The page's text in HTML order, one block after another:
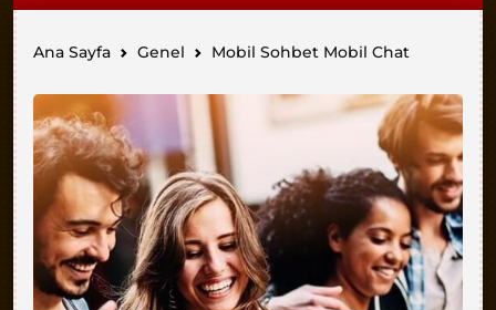
Ana Sayfa Genel Mobil Sohbet Mobil Chat